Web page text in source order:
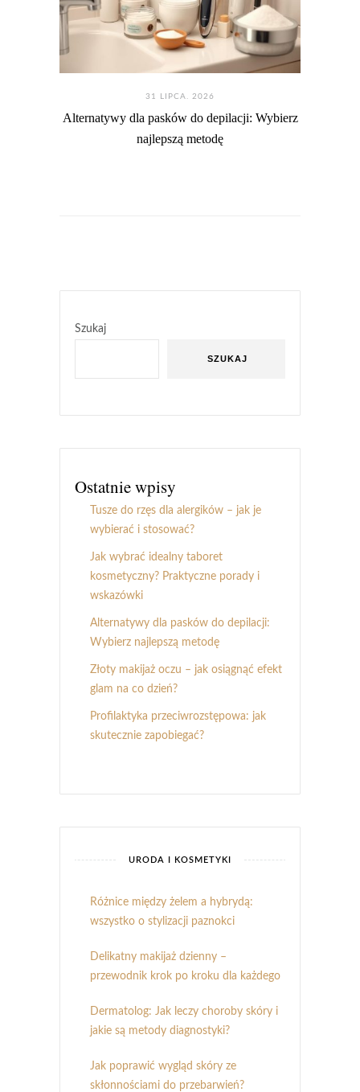
31 LIPCA. 2026
Alternatywy dla pasków do depilacji: Wybierz
najlepszą metodę
Szukaj
SZUKAJ
Ostatnie wpisy
Tusze do rzęs dla alergików – jak je
wybierać i stosować?
Jak wybrać idealny taboret
kosmetyczny? Praktyczne porady i
wskazówki
Alternatywy dla pasków do depilacji:
Wybierz najlepszą metodę
Złoty makijaż oczu – jak osiągnąć efekt
glam na co dzień?
Profilaktyka przeciwrozstępowa: jak
skutecznie zapobiegać?
URODA I KOSMETYKI
Różnice między żelem a hybrydą:
wszystko o stylizacji paznokci
Delikatny makijaż dzienny –
przewodnik krok po kroku dla każdego
Dermatolog: Jak leczy choroby skóry i
jakie są metody diagnostyki?
Jak poprawić wygląd skóry ze
skłonnościami do przebarwień?